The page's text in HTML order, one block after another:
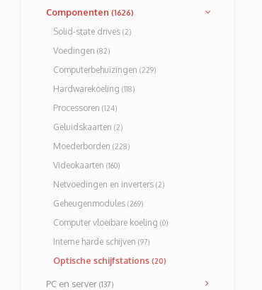
Componenten (1626)
Solid-state drives (2)
Voedingen (82)
Computerbehuizingen (229)
Hardwarekoeling (118)
Processoren (124)
Geluidskaarten (2)
Moederborden (228)
Videokaarten (160)
Netvoedingen en inverters (2)
Geheugenmodules (269)
Computer vloeibare koeling (0)
Interne harde schijven (97)
Optische schijfstations (20)
PC en server (137)